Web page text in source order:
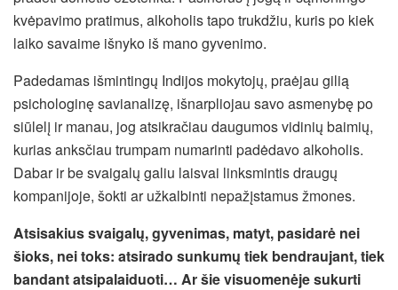
kvėpavimo pratimus, alkoholis tapo trukdžiu, kuris po kiek
laiko savaime išnyko iš mano gyvenimo.
Padedamas išmintingų Indijos mokytojų, praėjau gilią
psichologinę savianalizę, išnarpliojau savo asmenybę po
siūlelį ir manau, jog atsikračiau daugumos vidinių baimių,
kurias anksčiau trumpam numarinti padėdavo alkoholis.
Dabar ir be svaigalų galiu laisvai linksmintis draugų
kompanijoje, šokti ar užkalbinti nepažįstamus žmones.
Atsisakius svaigalų, gyvenimas, matyt, pasidarė nei
šioks, nei toks: atsirado sunkumų tiek bendraujant, tiek
bandant atsipalaiduoti… Ar šie visuomenėje sukurti